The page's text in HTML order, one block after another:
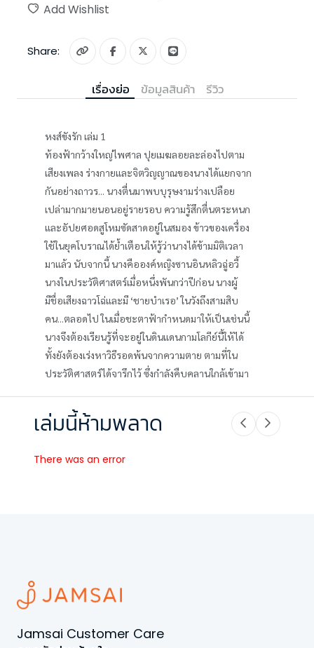
Add Wishlist
Share:
เรื่องย่อ ข้อมูลสินค้า รีวิว
หงส์ขังรัก เล่ม 1
ท้องฟ้ากว้างใหญ่ไพศาล ปุยเมฆลอยละล่องไปตาม
เสียงเพลง ร่างกายและจิตวิญญาณของนางได้แยกจาก
กันอย่างถาวร... นางตื่นมาพบบุรุษงามร่างเปลือย
เปล่ามากมายนอนอยู่รายรอบ ความรู้สึกตื่นตระหนก
และอัปยศอดสูโหมซัดสาดอยู่ในสมอง ข้าวของเครื่อง
ใช้ในยุคโบราณได้ย้ำเตือนให้รู้ว่านางได้ข้ามมิติเวลา
มาแล้ว นับจากนี้ นางคือองค์หญิงซานอินหลิวฉู่อวี้
นางในประวัติศาสตร์เมื่อหนึ่งพันกว่าปีก่อน นางผู้
มีชื่อเสียงฉาวโฉ่และมี ‘ชายบำเรอ’ ในวังถึงสามสิบ
คน...ตลอดไป ในเมื่อชะตาฟ้ากำหนดมาให้เป็นเช่นนี้
นางจึงต้องเรียนรู้ที่จะอยู่ในดินแดนกามโลกีย์นี้ให้ได้
ทั้งยังต้องเร่งหาวิธีรอดพ้นจากความตาย ตามที่ใน
ประวัติศาสตร์ได้จารึกไว้ ซึ่งกำลังคืบคลานใกล้เข้ามา
เล่มนี้ห้ามพลาด
There was an error
Jamsai Customer Care